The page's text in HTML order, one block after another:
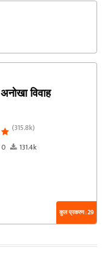
अनोखा विवाह
(315.8k)
0 131.4k
कुल प्रकरण : 29